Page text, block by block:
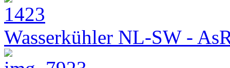
Wasserkühler NL-SW -